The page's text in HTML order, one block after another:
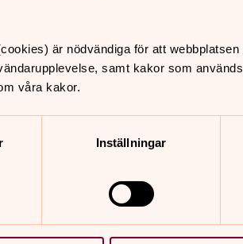
är nödvändiga för att
samt kakor som
våra kakor.
Inställningar